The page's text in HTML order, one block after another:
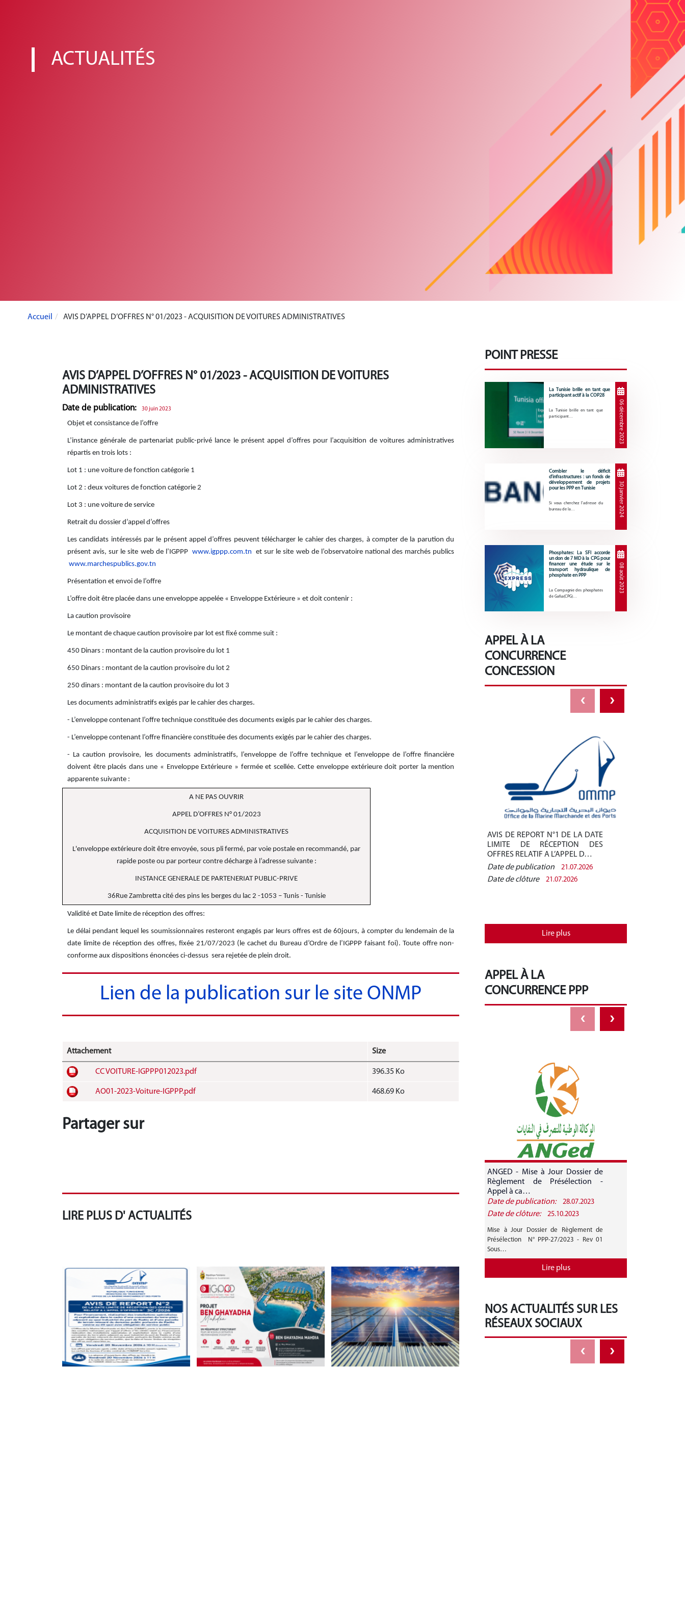
ACTUALITÉS
Accueil AVIS D’APPEL D’OFFRES N° 01/2023 - ACQUISITION DE VOITURES ADMINISTRATIVES
AVIS D’APPEL D’OFFRES N° 01/2023 - ACQUISITION DE VOITURES
ADMINISTRATIVES
Date de publication: 30 juin 2023
Objet et consistance de l’offre
L’instance générale de partenariat public-privé lance le présent appel d’offres pour l’acquisition de voitures administratives
répartis en trois lots :
Lot 1 : une voiture de fonction catégorie 1
Lot 2 : deux voitures de fonction catégorie 2
Lot 3 : une voiture de service
Retrait du dossier d’appel d’offres
Les candidats intéressés par le présent appel d’offres peuvent télécharger le cahier des charges, à compter de la parution du
présent avis, sur le site web de l’IGPPP www.igppp.com.tn et sur le site web de l’observatoire national des marchés publics
www.marchespublics.gov.tn
Présentation et envoi de l’offre
L’offre doit être placée dans une enveloppe appelée « Enveloppe Extérieure » et doit contenir :
La caution provisoire
Le montant de chaque caution provisoire par lot est fixé comme suit :
450 Dinars : montant de la caution provisoire du lot 1
650 Dinars : montant de la caution provisoire du lot 2
250 dinars : montant de la caution provisoire du lot 3
Les documents administratifs exigés par le cahier des charges.
- L’enveloppe contenant l’offre technique constituée des documents exigés par le cahier des charges.
- L’enveloppe contenant l’offre financière constituée des documents exigés par le cahier des charges.
- La caution provisoire, les documents administratifs, l’enveloppe de l’offre technique et l’enveloppe de l’offre financière
doivent être placés dans une « Enveloppe Extérieure » fermée et scellée. Cette enveloppe extérieure doit porter la mention
apparente suivante :
A NE PAS OUVRIR
APPEL D’OFFRES N° 01/2023
ACQUISITION DE VOITURES ADMINISTRATIVES
L'enveloppe extérieure doit être envoyée, sous pli fermé, par voie postale en recommandé, par
rapide poste ou par porteur contre décharge à l’adresse suivante :
INSTANCE GENERALE DE PARTENERIAT PUBLIC-PRIVE
36Rue Zambretta cité des pins les berges du lac 2 -1053 – Tunis - Tunisie
Validité et Date limite de réception des offres:
Le délai pendant lequel les soumissionnaires resteront engagés par leurs offres est de 60jours, à compter du lendemain de la
date limite de réception des offres, fixée 21/07/2023 (le cachet du Bureau d’Ordre de l’IGPPP faisant foi). Toute offre non-
conforme aux dispositions énoncées ci-dessus sera rejetée de plein droit.
Lien de la publication sur le site ONMP
Attachement Size
CC VOITURE-IGPPP012023.pdf 396.35 Ko
AO01-2023-Voiture-IGPPP.pdf 468.69 Ko
Partager sur
LIRE PLUS D' ACTUALITÉS
POINT PRESSE
La Tunisie brille en tant que
participant actif à la COP28
La Tunisie brille en tant que
participant…
06 décembre 2023
Combler le déficit
d’infrastructures : un fonds de
développement de projets
pour les PPP en Tunisie
Si vous cherchez l’adresse du
bureau de la…
30 janvier 2024
Phosphates: La SFI accorde
un don de 7 MD à la CPG pour
financer une étude sur le
transport hydraulique de
phosphate en PPP
La Compagnie des phosphates
de Gafsa(CPG)…
08 août 2023
APPEL À LA
CONCURRENCE
CONCESSION
AVIS DE REPORT N°1 DE LA DATE
LIMITE DE RÉCEPTION DES
OFFRES RELATIF A L’APPEL D…
Date de publication
21.07.2026
Date de clôture 21.07.2026
Lire plus
‹ ›
APPEL À LA
CONCURRENCE PPP
ANGED - Mise à Jour Dossier de
Règlement de Présélection -
Appel à ca…
Date de publication:
28.07.2023
Date de clôture: 25.10.2023
Mise à Jour Dossier de Règlement de
Présélection N° PPP-27/2023 - Rev 01
Sous…
Lire plus
‹ ›
NOS ACTUALITÉS SUR LES
RÉSEAUX SOCIAUX
‹ ›